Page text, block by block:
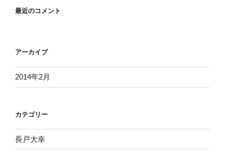
最近のコメント
アーカイブ
2014年2月
カテゴリー
長戸大幸